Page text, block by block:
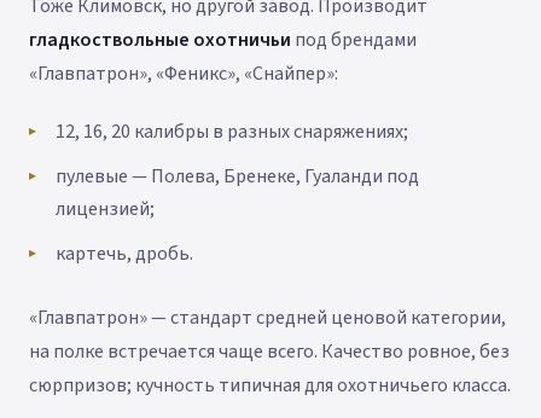
Тоже Климовск, но другой завод. Производит
гладкоствольные охотничьи под брендами
«Главпатрон», «Феникс», «Снайпер»:
12, 16, 20 калибры в разных снаряжениях;
пулевые — Полева, Бренеке, Гуаланди под
лицензией;
картечь, дробь.
«Главпатрон» — стандарт средней ценовой категории,
на полке встречается чаще всего. Качество ровное, без
сюрпризов; кучность типичная для охотничьего класса.